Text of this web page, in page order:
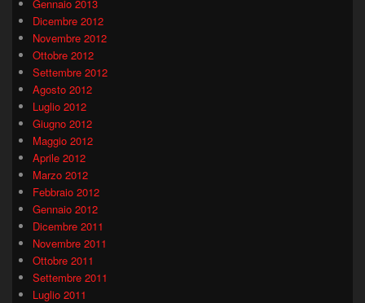
Gennaio 2013
Dicembre 2012
Novembre 2012
Ottobre 2012
Settembre 2012
Agosto 2012
Luglio 2012
Giugno 2012
Maggio 2012
Aprile 2012
Marzo 2012
Febbraio 2012
Gennaio 2012
Dicembre 2011
Novembre 2011
Ottobre 2011
Settembre 2011
Luglio 2011